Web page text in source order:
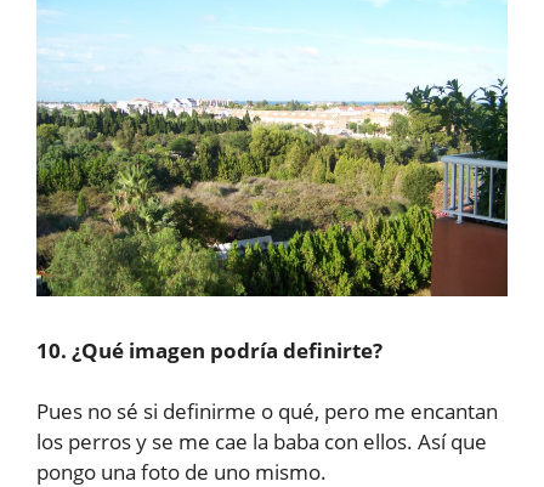
10. ¿Qué imagen podría definirte?
Pues no sé si definirme o qué, pero me encantan
los perros y se me cae la baba con ellos. Así que
pongo una foto de uno mismo.